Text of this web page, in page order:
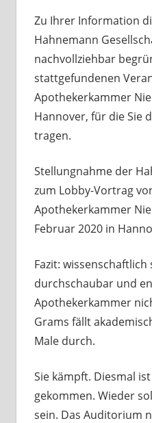
Zu Ihrer Information
Hahnemann
nachvollziehbar
stattgefundenen
Apothekerkammer
Hannover, für die Sie
tragen.
Stellungnahme der
zum Lobby-Vortrag
Apothekerkammer
Februar 2020 in
Fazit: wissenschaftlich
durchschaubar und
Apothekerkammer
Grams fällt
Male durch.
Sie kämpft. Diesmal
gekommen. Wieder
sein. Das Auditorium